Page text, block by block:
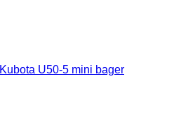
Kubota U50-5 mini bager